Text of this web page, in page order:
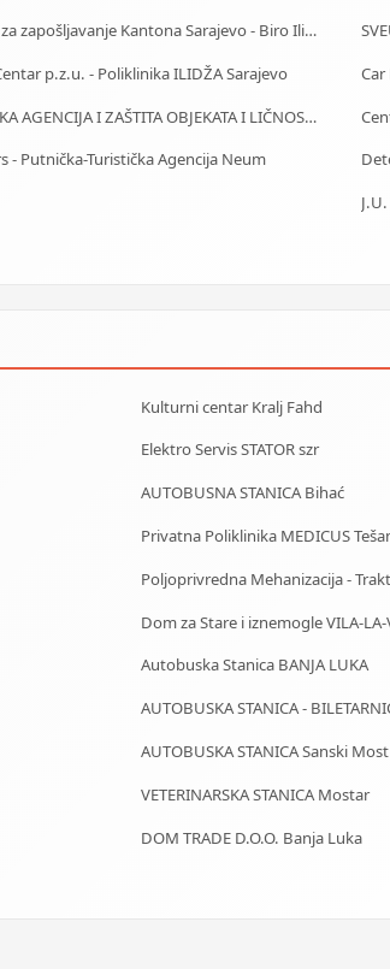
J.U. Služba za zapošljavanje Kantona Sarajevo - Biro Ilidža
p.z.u. - Poliklinika ILIDŽA Sarajevo
DETEKTIVSKA AGENCIJA I ZAŠTITA OBJEKATA I LIČNOSTI ALFA DM Travnik
- Putnička-Turistička Agencija Neum
Kulturni centar Kralj Fahd
Elektro Servis STATOR szr
AUTOBUSNA STANICA Bihać
Privatna Poliklinika MEDICUS
Poljoprivredna Mehanizacija -
Dom za Stare i iznemogle VILA-
Autobuska Stanica BANJA LUKA
AUTOBUSKA STANICA -
AUTOBUSKA STANICA Sanski Most
VETERINARSKA STANICA Mostar
DOM TRADE D.O.O. Banja Luka